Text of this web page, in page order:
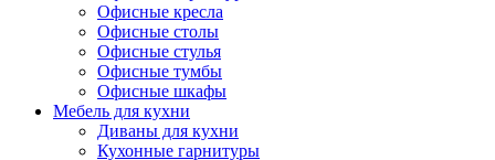
Офисные кресла
Офисные столы
Офисные стулья
Офисные тумбы
Офисные шкафы
Мебель для кухни
Диваны для кухни
Кухонные гарнитуры